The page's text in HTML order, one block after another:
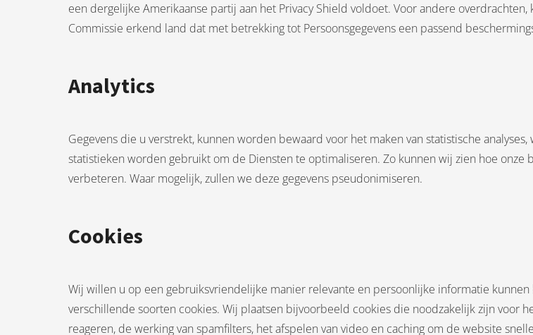
een dergelijke Amerikaanse partij aan het Privacy Shield voldoet. Voor andere
Commissie erkend land dat met betrekking tot Persoonsgegevens een passend
Analytics
Gegevens die u verstrekt, kunnen worden bewaard voor het maken van statistische
statistieken worden gebruikt om de Diensten te optimaliseren. Zo kunnen wij zien hoe
verbeteren. Waar mogelijk, zullen we deze gegevens pseudonimiseren.
Cookies
Wij willen u op een gebruiksvriendelijke manier relevante en persoonlijke informatie
verschillende soorten cookies. Wij plaatsen bijvoorbeeld cookies die noodzakelijk zijn voor
reageren, de werking van spamfilters, het afspelen van video en caching om de website